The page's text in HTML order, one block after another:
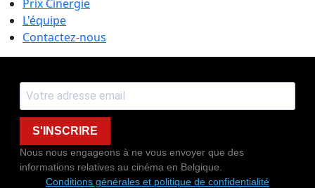
Prix Cinergie
L'équipe
Contactez-nous
S'INSCRIRE
Nous nous engageons à ne vous envoyer que des
informations relatives au cinéma en Belgique.
Conditions générales et politique de confidentialité